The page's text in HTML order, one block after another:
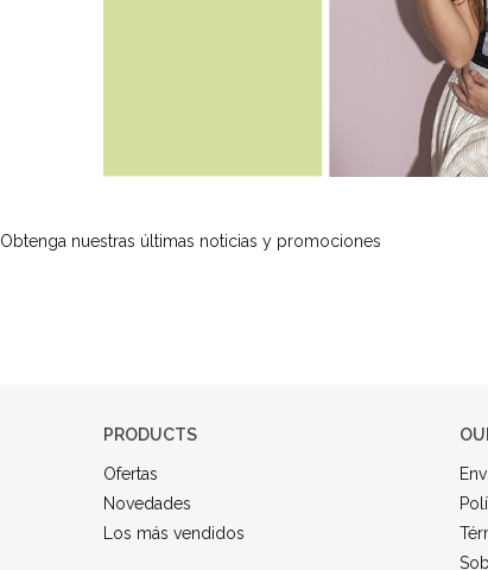
Obtenga nuestras últimas noticias y promociones
PRODUCTS
Ofertas
Novedades
Los más vendidos